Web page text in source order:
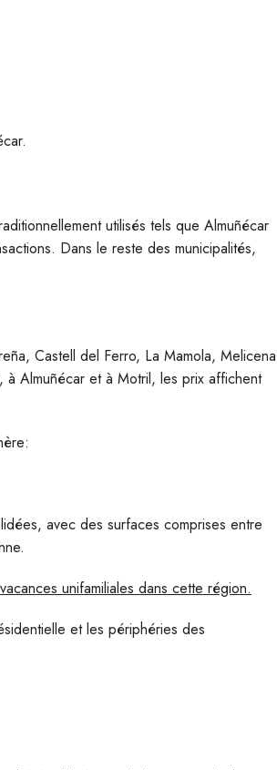
utilisés tels que Almuñécar
Dans le reste des municipalités,
Castell del Ferro, La Mamola, Melicena
à Almuñécar et à Motril, les prix affichent
avec des surfaces comprises entre
unifamiliales dans cette région.
et les périphéries des